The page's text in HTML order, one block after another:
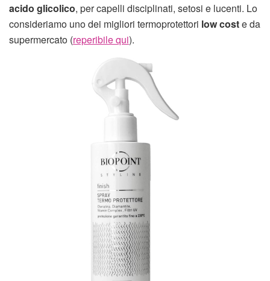
acido glicolico, per capelli disciplinati, setosi e lucenti. Lo
consideriamo uno dei migliori termoprotettori low coste da
supermercato (reperibile qui).